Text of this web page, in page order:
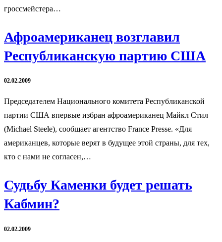
гроссмейстера…
Афроамериканец возглавил
Республиканскую партию США
02.02.2009
Председателем Национального комитета Республиканской
партии США впервые избран афроамериканец Майкл Стил
(Michael Steele), сообщает агентство France Presse. «Для
американцев, которые верят в будущее этой страны, для тех,
кто с нами не согласен,…
Судьбу Каменки будет решать
Кабмин?
02.02.2009